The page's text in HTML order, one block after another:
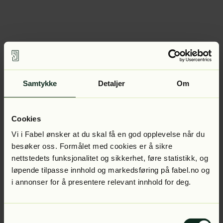
Samtykke Detaljer Om
Cookies
Vi i Fabel ønsker at du skal få en god opplevelse når du
besøker oss. Formålet med cookies er å sikre
nettstedets funksjonalitet og sikkerhet, føre statistikk, og
løpende tilpasse innhold og markedsføring på fabel.no og
i annonser for å presentere relevant innhold for deg.